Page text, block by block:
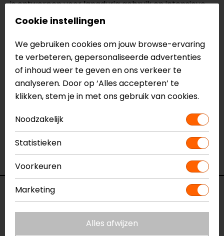
is ontworpen voor langdurig gebruik en intensieve
belasting, ook met volle bepakking. De bediening is
soepel, zodat je de zware Crosstourer moeiteloos
op de bok zet.
Meer informatie nodig?
Heb je meer informatie nodig over dit product?
Neem dancontactmet ons op of kom langs in één
vanonze winkels in Breda, Capelle aan den IJssel,
Eindhoven, Vianen of Apeldoorn. In de winkels kun je
het product bekijken & passen en staan onze
verkoopmedewerkers voor je klaar met advies.
Bekijk onze anderemiddenbokken & standaarden.
Specificaties
Honda Crosstourer ('12-) Middenbok
Model
HPS.01.111.10000/B
Cookie instellingen
We gebruiken cookies om jouw browse-ervaring
te verbeteren, gepersonaliseerde advertenties
of inhoud weer te geven en ons verkeer te
analyseren. Door op ‘Alles accepteren’ te
klikken, stem je in met ons gebruik van cookies.
Noodzakelijk
Statistieken
Voorkeuren
Marketing
Alles afwijzen